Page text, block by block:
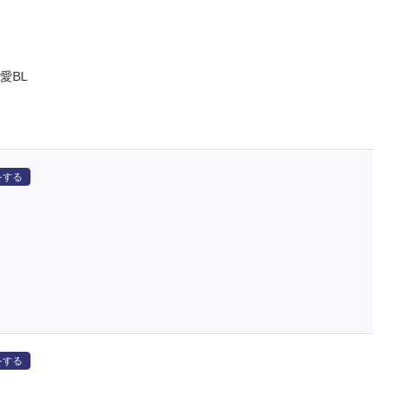
BL
する
する